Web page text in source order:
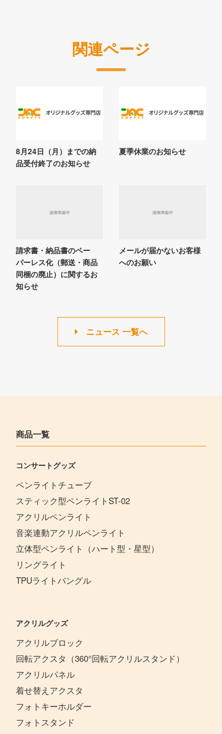
関連ページ
8月24日（月）までの納
品受付終了のお知らせ
夏季休業のお知らせ
請求書・納品書のペー
パーレス化（郵送・商品
同梱の廃止）に関するお
知らせ
メールが届かないお客様
へのお願い
ニュース 一覧へ
商品一覧
コンサートグッズ
ペンライトチューブ
スティック型ペンライトST-02
アクリルペンライト
音楽連動アクリルペンライト
立体型ペンライト（ハート型・星型）
リングライト
TPUライトバングル
アクリルグッズ
アクリルブロック
回転アクスタ（360°回転アクリルスタンド）
アクリルパネル
着せ替えアクスタ
フォトキーホルダー
フォトスタンド